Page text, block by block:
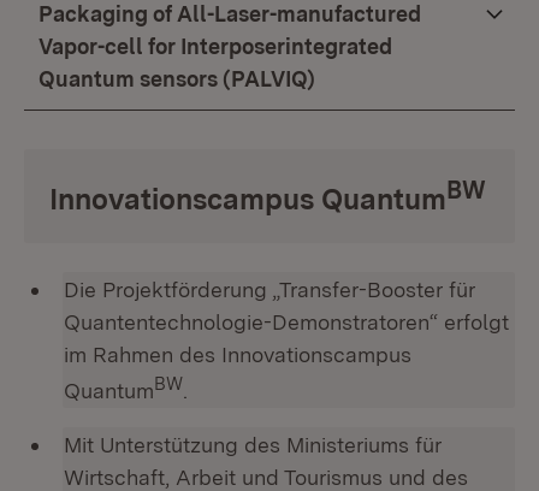
Packaging of All-Laser-manufactured
Vapor-cell for Interposerintegrated
Quantum sensors (PALVIQ)
Innovationscampus QuantumBW
Die Projektförderung „Transfer-Booster für
Quantentechnologie-Demonstratoren“ erfolgt
im Rahmen des Innovationscampus
QuantumBW
Mit Unterstützung des Ministeriums für
Wirtschaft, Arbeit und Tourismus und des